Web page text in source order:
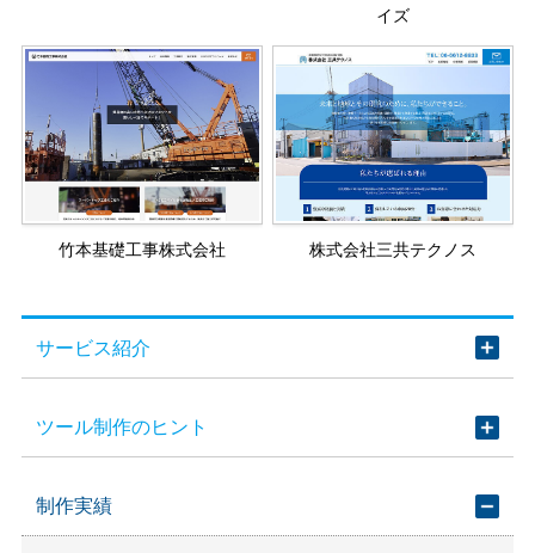
イズ
竹本基礎工事株式会社 株式会社三共テクノス
サービス紹介
ツール制作のヒント
制作実績